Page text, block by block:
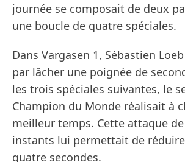
journée se composait de deux
une boucle de quatre spéciales.
Dans Vargasen 1, Sébastien
par lâcher une poignée de
les trois spéciales suivantes, le
Champion du Monde réalisait à
meilleur temps. Cette attaque
instants lui permettait de réduire
quatre secondes.